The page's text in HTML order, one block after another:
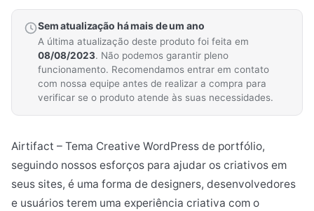
Sem atualização há mais de um ano
A última atualização deste produto foi feita em
08/08/2023. Não podemos garantir pleno
funcionamento. Recomendamos entrar em contato
com nossa equipe antes de realizar a compra para
verificar se o produto atende às suas necessidades.
Airtifact – Tema Creative WordPress de portfólio,
seguindo nossos esforços para ajudar os criativos em
seus sites, é uma forma de designers, desenvolvedores
e usuários terem uma experiência criativa com o